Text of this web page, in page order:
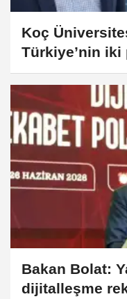
Koç
Türkiye’nin iki
Bakan Bolat:
dijitalleşme